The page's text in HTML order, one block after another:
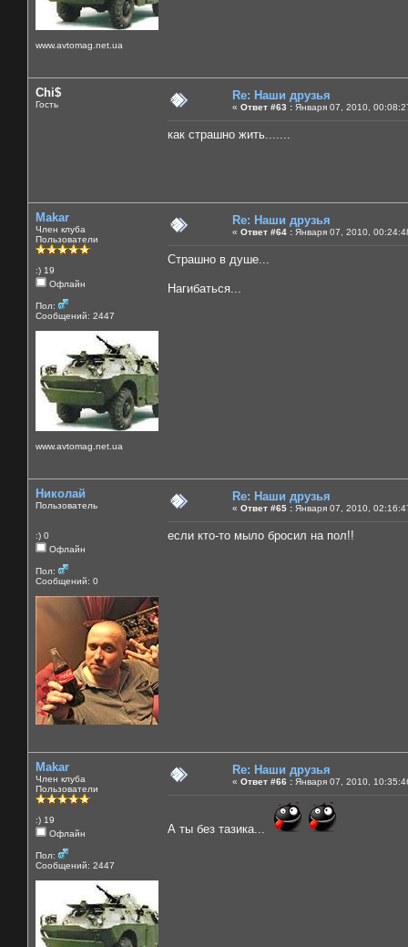
www.avtomag.net.ua
Chi$
Гость
Re: Наши друзья
« Ответ #63 : Января 07, 2010,
как страшно жить.......
Makar
Член клуба
Пользователи
:) 19
Офлайн
Пол:
Сообщений: 2447
www.avtomag.net.ua
Re: Наши друзья
« Ответ #64 : Января 07, 2010,
Страшно в душе...
Нагибаться...
Николай
Пользователь
:) 0
Офлайн
Пол:
Сообщений: 0
Re: Наши друзья
« Ответ #65 : Января 07, 2010,
если кто-то мыло бросил на пол!!
Makar
Член клуба
Пользователи
:) 19
Офлайн
Пол:
Сообщений: 2447
Re: Наши друзья
« Ответ #66 : Января 07, 2010,
А ты без тазика...